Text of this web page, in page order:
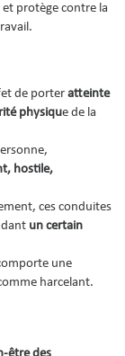
protège contre la
de porter atteinte
physique de la
hostile,
ces conduites
un certain
une
harcelant.